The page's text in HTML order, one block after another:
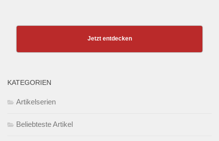
Jetzt entdecken
KATEGORIEN
Artikelserien
Beliebteste Artikel